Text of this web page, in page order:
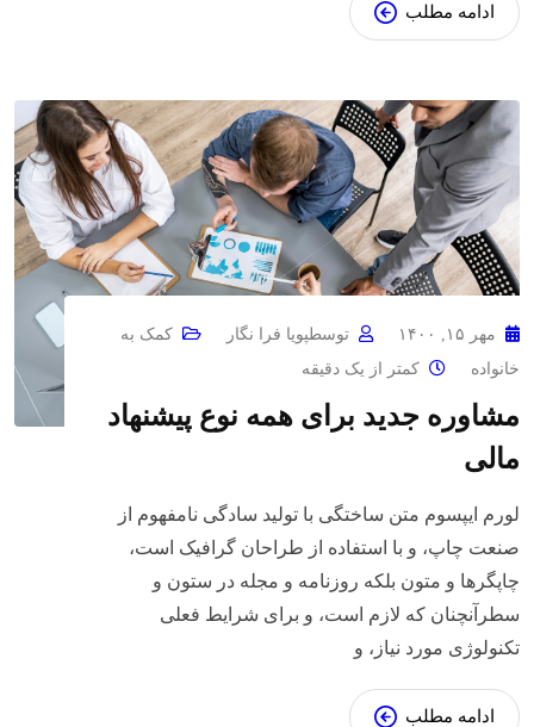
ادامه مطلب
مهر ۱۵, ۱۴۰۰ توسطپویا فرا نگار
کمک به
خانواده
کمتر از یک دقیقه
مشاوره جدید برای همه نوع پیشنهاد
مالی
لورم ایپسوم متن ساختگی با تولید سادگی نامفهوم از
صنعت چاپ، و با استفاده از طراحان گرافیک است،
چاپگرها و متون بلکه روزنامه و مجله در ستون و
سطرآنچنان که لازم است، و برای شرایط فعلی
تکنولوژی مورد نیاز، و
ادامه مطلب